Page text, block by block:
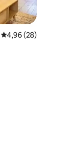
Gemiddelde
4,96 (28)